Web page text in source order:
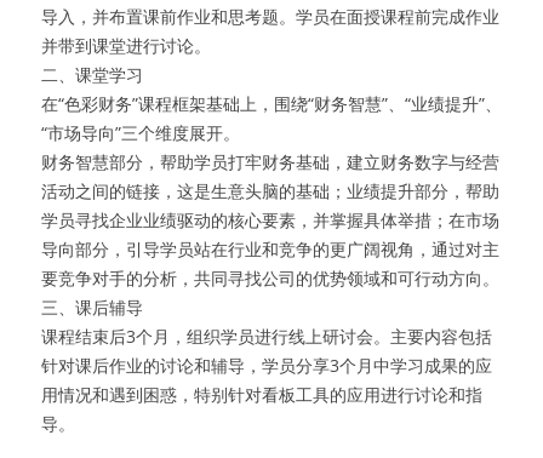
导入，并布置课前作业和思考题。学员在面授课程前完成作业
并带到课堂进行讨论。
二、课堂学习
在“色彩财务”课程框架基础上，围绕“财务智慧”、“业绩提升”、
“市场导向”三个维度展开。
财务智慧部分，帮助学员打牢财务基础，建立财务数字与经营
活动之间的链接，这是生意头脑的基础；业绩提升部分，帮助
学员寻找企业业绩驱动的核心要素，并掌握具体举措；在市场
导向部分，引导学员站在行业和竞争的更广阔视角，通过对主
要竞争对手的分析，共同寻找公司的优势领域和可行动方向。
三、课后辅导
课程结束后3个月，组织学员进行线上研讨会。主要内容包括
针对课后作业的讨论和辅导，学员分享3个月中学习成果的应
用情况和遇到困惑，特别针对看板工具的应用进行讨论和指
导。